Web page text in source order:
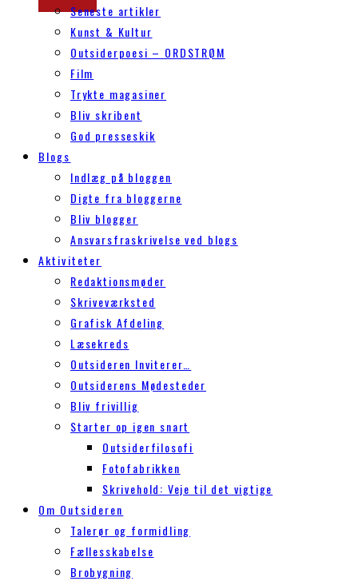
Seneste artikler
Kunst & Kultur
Outsiderpoesi – ORDSTRØM
Film
Trykte magasiner
Bliv skribent
God presseskik
Blogs
Indlæg på bloggen
Digte fra bloggerne
Bliv blogger
Ansvarsfraskrivelse ved blogs
Aktiviteter
Redaktionsmøder
Skriveværksted
Grafisk Afdeling
Læsekreds
Outsideren Inviterer…
Outsiderens Mødesteder
Bliv frivillig
Starter op igen snart
Outsiderfilosofi
Fotofabrikken
Skrivehold: Veje til det vigtige
Om Outsideren
Talerør og formidling
Fællesskabelse
Brobygning